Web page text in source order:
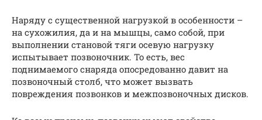
Наряду с существенной нагрузкой в особенности –
на сухожилия, да и на мышцы, само собой, при
выполнении становой тяги осевую нагрузку
испытывает позвоночник. То есть, вес
поднимаемого снаряда опосредованно давит на
позвоночный столб, что может вызвать
повреждения позвонков и межпозвоночных дисков.